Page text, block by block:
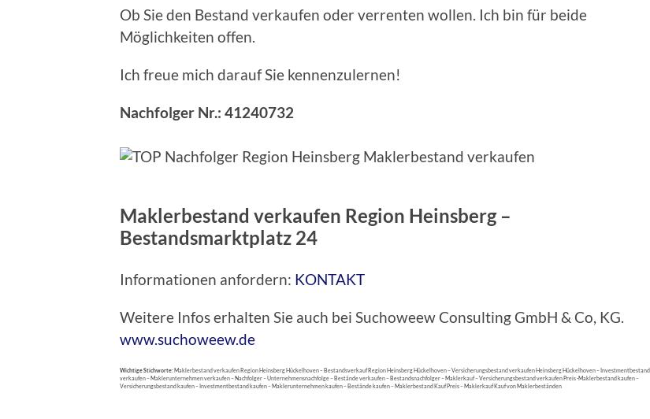
Ob Sie den Bestand verkaufen oder verrenten wollen. Ich bin für beide
Möglichkeiten offen.
Ich freue mich darauf Sie kennenzulernen!
Nachfolger Nr.: 41240732
Maklerbestand verkaufen Region Heinsberg –
Bestandsmarktplatz 24
Informationen anfordern: KONTAKT
Weitere Infos erhalten Sie auch bei Suchoweew Consulting GmbH & Co, KG.
www.suchoweew.de
Wichtige Stichworte: Maklerbestand verkaufen Region Heinsberg Hückelhoven – Bestandsverkauf Region Heinsberg Hückelhoven – Versicherungsbestand verkaufen Heinsberg Hückelhoven – Investmentbestand
verkaufen – Maklerunternehmen verkaufen – Nachfolger – Unternehmensnachfolge – Bestände verkaufen – Bestandsnachfolger – Maklerkauf – Versicherungsbestand verkaufen Preis -Maklerbestand kaufen –
Versicherungsbestand kaufen – Investmentbestand kaufen – Maklerunternehmen kaufen – Bestände kaufen – Maklerbestand Kauf Preis – Maklerkauf Kauf von Maklerbeständen